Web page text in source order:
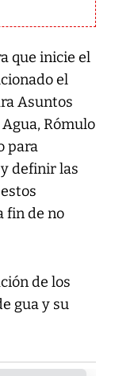
que inicie el
el
Asuntos
Rómulo
para
definir las
fin de no
de los
gua y su